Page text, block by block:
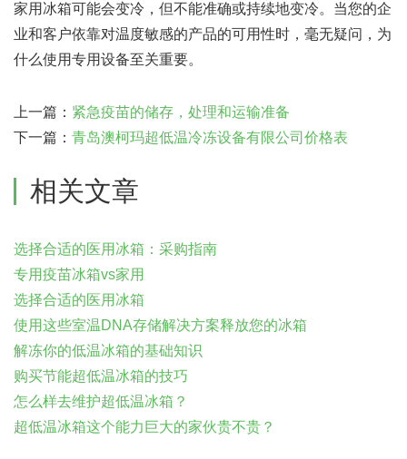
家用冰箱可能会变冷，但不能准确或持续地变冷。当您的企
业和客户依靠对温度敏感的产品的可用性时，毫无疑问，为
什么使用专用设备至关重要。
上一篇： 紧急疫苗的储存，处理和运输准备
下一篇： 青岛澳柯玛超低温冷冻设备有限公司价格表
相关文章
选择合适的医用冰箱：采购指南
专用疫苗冰箱vs家用
选择合适的医用冰箱
使用这些室温DNA存储解决方案释放您的冰箱
解冻你的低温冰箱的基础知识
购买节能超低温冰箱的技巧
怎么样去维护超低温冰箱？
超低温冰箱这个能力巨大的家伙贵不贵？